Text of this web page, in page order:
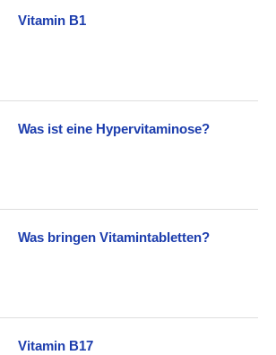
Vitamin B1
Was ist eine Hypervitaminose?
Was bringen Vitamintabletten?
Vitamin B17